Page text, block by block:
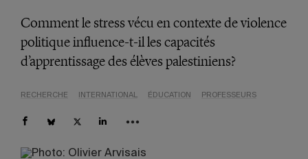
Comment le stress vécu en contexte de violence
politique influence-t-il les capacités
d’apprentissage des élèves palestiniens?
RECHERCHE INTERNATIONAL ÉDUCATION PROFESSEURS